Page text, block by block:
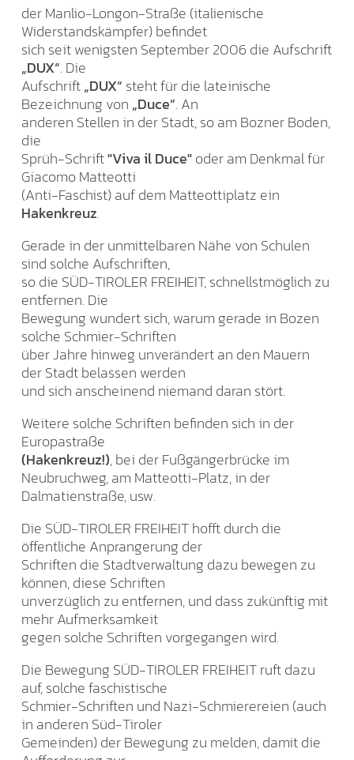
der Manlio-Longon-Straße (italienische
Widerstandskämpfer) befindet
sich seit wenigsten September 2006 die Aufschrift
„DUX“. Die
Aufschrift„DUX“ steht für die lateinische
Bezeichnung von „Duce“. An
anderen Stellen in der Stadt, so am Bozner Boden,
die
Sprüh-Schrift"Viva il Duce"oder am Denkmal für
Giacomo Matteotti
(Anti-Faschist) auf dem Matteottiplatz ein
Hakenkreuz.
Gerade in der unmittelbaren Nähe von Schulen
sind solche Aufschriften,
so die SÜD-TIROLER FREIHEIT, schnellstmöglich zu
entfernen. Die
Bewegung wundert sich, warum gerade in Bozen
solche Schmier-Schriften
über Jahre hinweg unverändert an den Mauern
der Stadt belassen werden
und sich anscheinend niemand daran stört.
Weitere solche Schriften befinden sich in der
Europastraße
(Hakenkreuz!), bei der Fußgängerbrücke im
Neubruchweg, am Matteotti-Platz, in der
Dalmatienstraße, usw.
Die SÜD-TIROLER FREIHEIT hofft durch die
öffentliche Anprangerung der
Schriften die Stadtverwaltung dazu bewegen zu
können, diese Schriften
unverzüglich zu entfernen, und dass zukünftig mit
mehr Aufmerksamkeit
gegen solche Schriften vorgegangen wird.
Die Bewegung SÜD-TIROLER FREIHEIT ruft dazu
auf, solche faschistische
Schmier-Schriften und Nazi-Schmierereien (auch
in anderen Süd-Tiroler
Gemeinden) der Bewegung zu melden, damit die